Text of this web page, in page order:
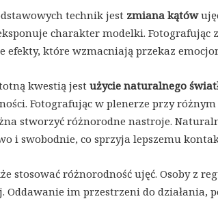
technik jest zmiana kątów
charakter modelki. Fotografując
efekty, które wzmacniają przekaz
kwestią jest użycie naturalnego
Fotografując w plenerze przy
stworzyć różnorodne nastroje.
i swobodnie, co sprzyja lepszemu
stosować różnorodność ujęć. Osoby z
Oddawanie im przestrzeni do działania,